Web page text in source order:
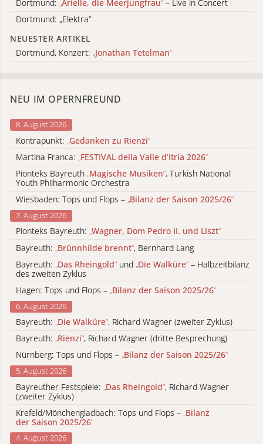
Dortmund: „Arielle, die Meerjungfrau“ – Live in Concert
Dortmund: „Elektra”
NEUESTER ARTIKEL
Dortmund, Konzert: „Jonathan Tetelman“
NEU IM OPERNFREUND
8. August 2026
Kontrapunkt: „Gedanken zu Rienzi“
Martina Franca: „FESTIVAL della Valle d’Itria 2026“
Pionteks Bayreuth „Magische Musiken“, Turkish National
Youth Philharmonic Orchestra
Wiesbaden: Tops und Flops – „Bilanz der Saison 2025/26“
7. August 2026
Pionteks Bayreuth: „Wagner, Dom Pedro II. und Liszt“
Bayreuth: „Brünnhilde brennt“, Bernhard Lang
Bayreuth: „Das Rheingold“ und „Die Walküre“ – Halbzeitbilanz
des zweiten Zyklus
Hagen: Tops und Flops – „Bilanz der Saison 2025/26“
6. August 2026
Bayreuth: „Die Walküre“, Richard Wagner (zweiter Zyklus)
Bayreuth: „Rienzi“, Richard Wagner (dritte Besprechung)
Nürnberg: Tops und Flops – „Bilanz der Saison 2025/26“
5. August 2026
Bayreuther Festspiele: „Das Rheingold“, Richard Wagner
(zweiter Zyklus)
Krefeld/Mönchengladbach: Tops und Flops – „Bilanz
der Saison 2025/26“
4. August 2026